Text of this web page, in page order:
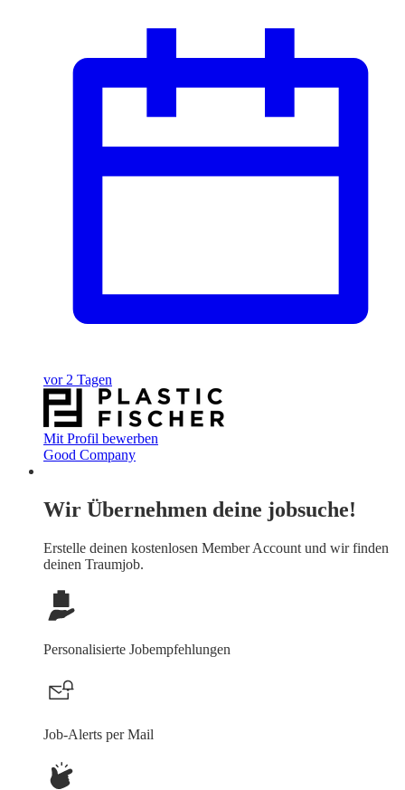
vor 2 Tagen
Mit Profil bewerben
Good Company
Wir Übernehmen deine jobsuche!
Erstelle deinen kostenlosen Member Account und wir finden
deinen Traumjob.
Personalisierte Jobempfehlungen
Job-Alerts per Mail